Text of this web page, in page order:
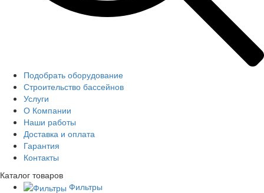
Подобрать оборудование
Строительство бассейнов
Услуги
О Компании
Наши работы
Доставка и оплата
Гарантия
Контакты
Каталог товаров
Фильтры